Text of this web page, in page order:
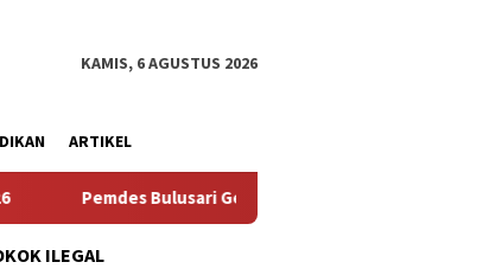
KAMIS, 6 AGUSTUS 2026
ARTIKEL
Gelar Musrenbangdes Tentang Penyusunan
ILEGAL